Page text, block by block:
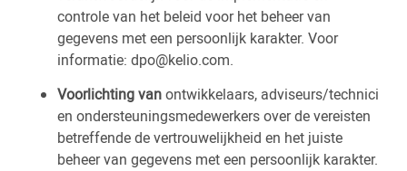
controle van het beleid voor het beheer van
gegevens met een persoonlijk karakter. Voor
informatie: dpo@kelio.com.
Voorlichting vanontwikkelaars, adviseurs/technici
en ondersteuningsmedewerkers over de vereisten
betreffende de vertrouwelijkheid en het juiste
beheer van gegevens met een persoonlijk karakter.